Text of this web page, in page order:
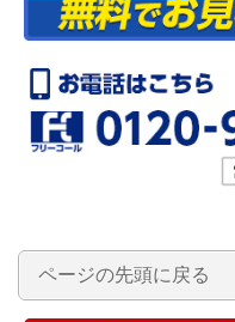
ページの先頭に戻る